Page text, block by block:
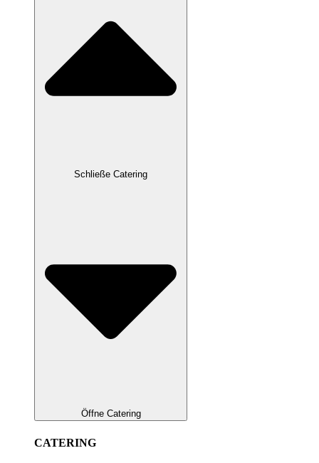
Schließe Catering
Öffne Catering
CATERING